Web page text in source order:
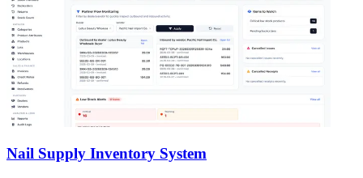
Nail Supply Inventory System